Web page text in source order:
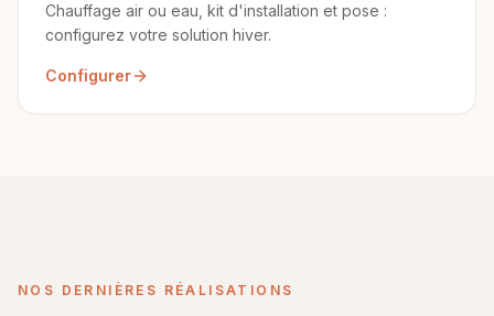
Chauffage air ou eau, kit d'installation et pose :
configurez votre solution hiver.
Configurer
NOS DERNIÈRES RÉALISATIONS